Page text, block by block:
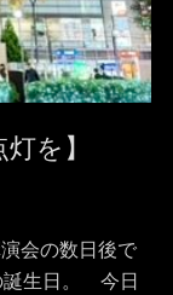
を】
会の数日後で
誕生日。 今日